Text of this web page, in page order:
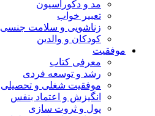
مد و دکوراسیون
تعبیر خواب
زناشویی و سلامت جنسی
کودکان و والدین
موفقیت
معرفی کتاب
رشد و توسعه فردی
موفقیت شغلی و تحصیلی
انگیزش و اعتماد بنفس
پول و ثروت سازی